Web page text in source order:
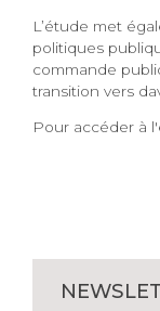
L’étude met
politiques
commande
transition vers
Pour accéder à